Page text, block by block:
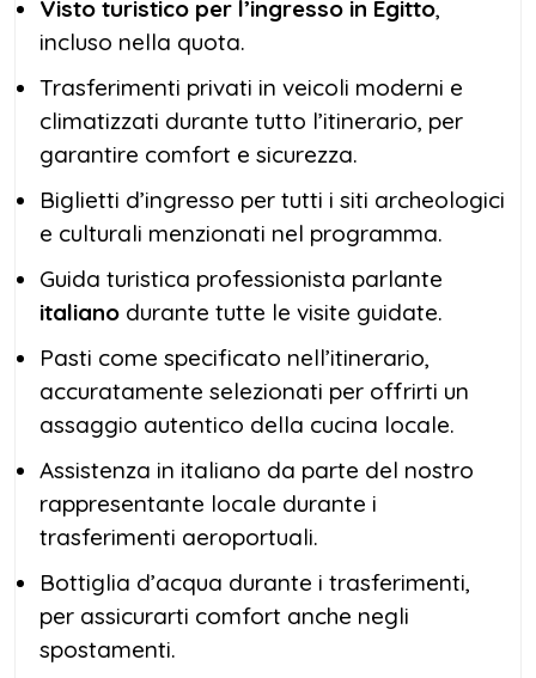
Visto turistico per l’ingresso in Egitto,
incluso nella quota.
Trasferimenti privati in veicoli moderni e
climatizzati durante tutto l’itinerario, per
garantire comfort e sicurezza.
Biglietti d’ingresso per tutti i siti archeologici
e culturali menzionati nel programma.
Guida turistica professionista parlante
italiano durante tutte le visite guidate.
Pasti come specificato nell’itinerario,
accuratamente selezionati per offrirti un
assaggio autentico della cucina locale.
Assistenza in italiano da parte del nostro
rappresentante locale durante i
trasferimenti aeroportuali.
Bottiglia d’acqua durante i trasferimenti,
per assicurarti comfort anche negli
spostamenti.